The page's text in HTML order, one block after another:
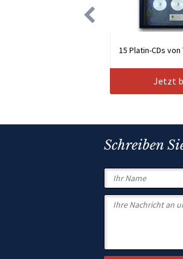
15 Platin-CDs
Jetzt
Schreiben